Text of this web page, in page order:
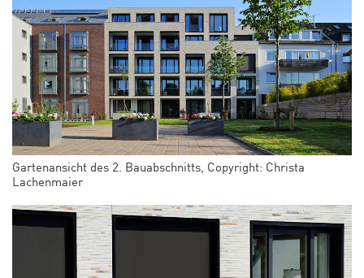
Gartenansicht des 2. Bauabschnitts, Copyright: Christa
Lachenmaier